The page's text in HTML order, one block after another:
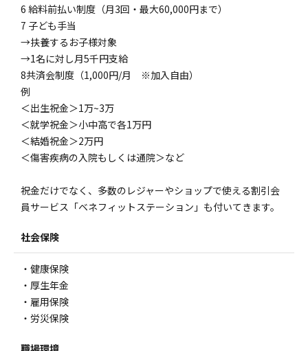
6 給料前払い制度（月3回・最大60,000円まで）
7 子ども手当
→扶養するお子様対象
→1名に対し月5千円支給
8共済会制度（1,000円/月 ※加入自由）
例
＜出生祝金＞1万~3万
＜就学祝金＞小中高で各1万円
＜結婚祝金＞2万円
＜傷害疾病の入院もしくは通院＞など
祝金だけでなく、多数のレジャーやショップで使える割引会
員サービス「ベネフィットステーション」も付いてきます。
社会保険
・健康保険
・厚生年金
・雇用保険
・労災保険
職場環境